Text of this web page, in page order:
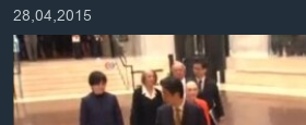
ໄປ
ຫາ
ຊອກ
ຄົ້ນ
ການເລືອກຕັ້ງ ປະທານາທີບໍດີ ສະຫະລັດ 2024
ຂ່າວ​ຈີນ
ໂລກ
28,04,2015